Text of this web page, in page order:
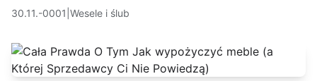
30.11.-0001 Wesele i ślub